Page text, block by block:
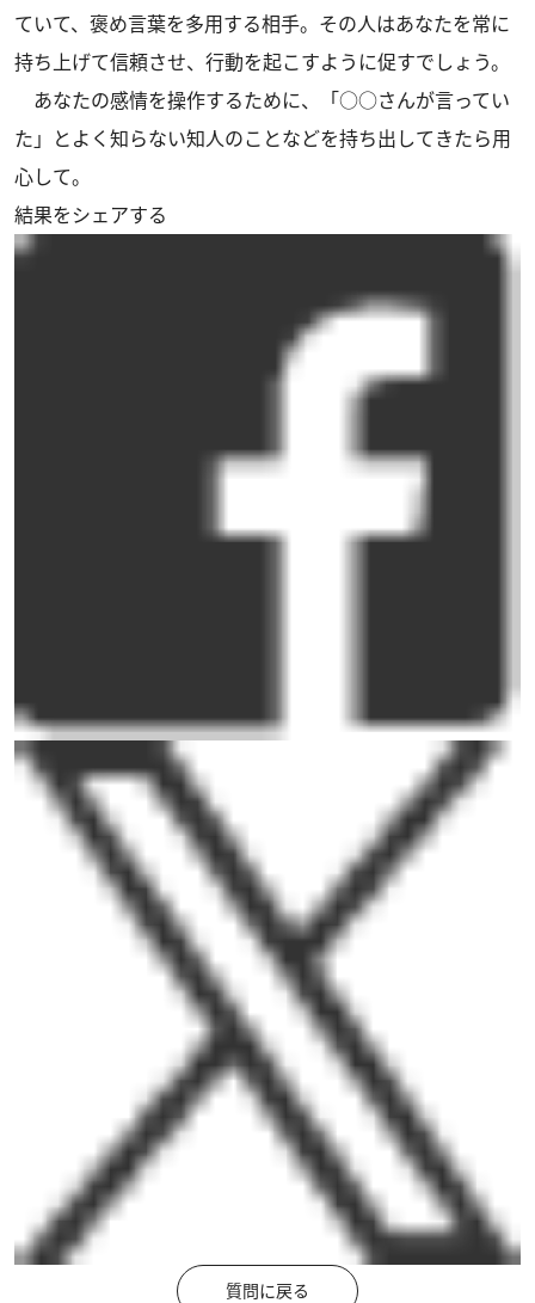
ていて、褒め言葉を多用する相手。その人はあなたを常に
持ち上げて信頼させ、行動を起こすように促すでしょう。
あなたの感情を操作するために、「○○さんが言ってい
た」とよく知らない知人のことなどを持ち出してきたら用
心して。
結果をシェアする
質問に戻る